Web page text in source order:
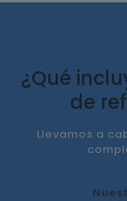
¿Qué
de
Llevamos a